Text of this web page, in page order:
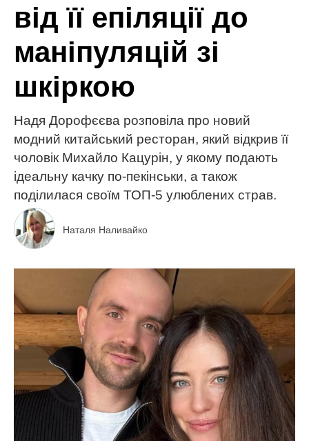
від її епіляції до
маніпуляцій зі
шкіркою
Надя Дорофєєва розповіла про новий
модний китайський ресторан, який відкрив її
чоловік Михайло Кацурін, у якому подають
ідеальну качку по-пекінськи, а також
поділилася своїм ТОП-5 улюблених страв.
Наталя Наливайко